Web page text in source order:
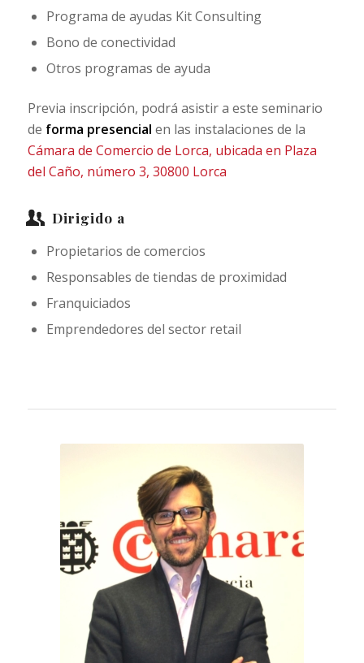
Programa de ayudas Kit Consulting
Bono de conectividad
Otros programas de ayuda
Previa inscripción, podrá asistir a este seminario
de forma presencial en las instalaciones de la
Cámara de Comercio de Lorca, ubicada en Plaza
del Caño, número 3, 30800 Lorca
Dirigido a
Propietarios de comercios
Responsables de tiendas de proximidad
Franquiciados
Emprendedores del sector retail